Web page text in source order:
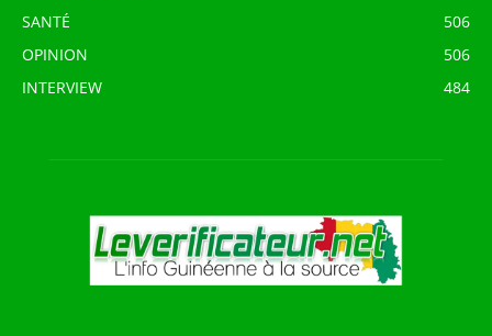
SANTÉ
506
OPINION
506
INTERVIEW
484